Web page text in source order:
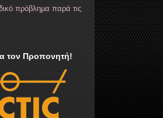
πρόβλημα παρά τις
τον Προπονητή!